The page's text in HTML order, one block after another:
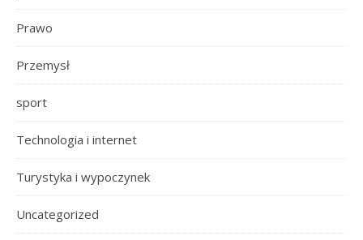
Prawo
Przemysł
sport
Technologia i internet
Turystyka i wypoczynek
Uncategorized